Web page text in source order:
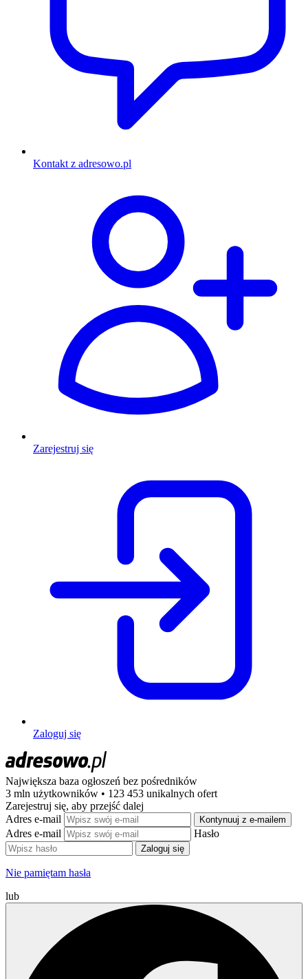
Kontakt z adresowo.pl
Zarejestruj się
Zaloguj się
Największa baza ogłoszeń bez pośredników
3 mln użytkowników • 123 453 unikalnych ofert
Zarejestruj się, aby przejść dalej
Adres e-mail
Kontynuuj z e-mailem
Adres e-mail Hasło
Zaloguj się
Nie pamiętam hasła
lub